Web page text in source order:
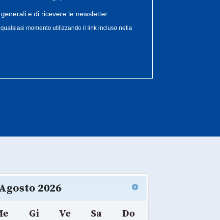
2026
Gi Ve Sa Do